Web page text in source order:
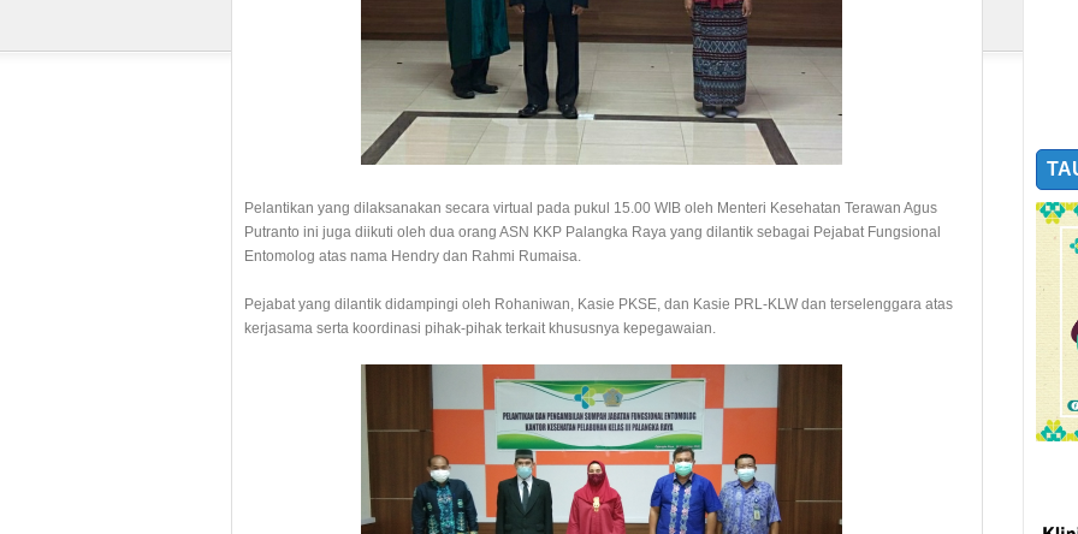
Pelantikan yang dilaksanakan secara virtual pada pukul 15.00 WIB oleh Menteri Kesehatan Terawan Agus
Putranto ini juga diikuti oleh dua orang ASN KKP Palangka Raya yang dilantik sebagai Pejabat Fungsional
Entomolog atas nama Hendry dan Rahmi Rumaisa.
Pejabat yang dilantik didampingi oleh Rohaniwan, Kasie PKSE, dan Kasie PRL-KLW dan terselenggara atas
kerjasama serta koordinasi pihak-pihak terkait khususnya kepegawaian.